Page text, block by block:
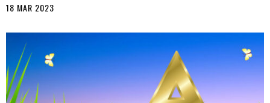
18 MAR 2023